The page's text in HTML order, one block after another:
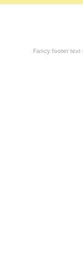
Fancy footer